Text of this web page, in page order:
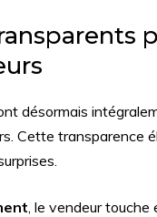
désormais
Cette transparence
, le vendeur touche